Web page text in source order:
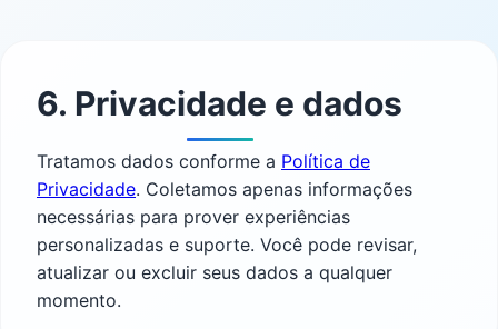
6. Privacidade e dados
Tratamos dados conforme a Política de
Privacidade. Coletamos apenas informações
necessárias para prover experiências
personalizadas e suporte. Você pode revisar,
atualizar ou excluir seus dados a qualquer
momento.